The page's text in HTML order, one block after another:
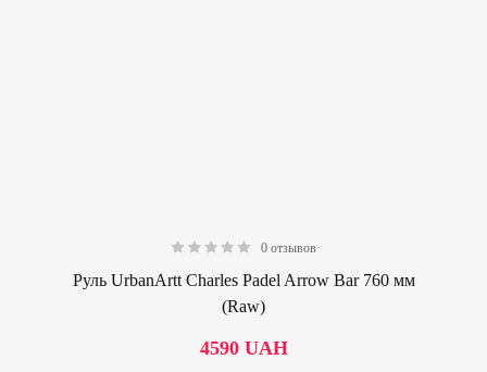
0 отзывов
Руль UrbanArtt Charles Padel Arrow Bar 760 мм
(Raw)
4590 UAH